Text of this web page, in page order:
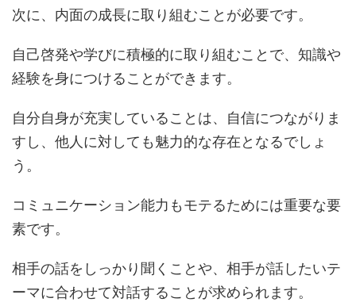
次に、内面の成長に取り組むことが必要です。
自己啓発や学びに積極的に取り組むことで、知識や
経験を身につけることができます。
自分自身が充実していることは、自信につながりま
すし、他人に対しても魅力的な存在となるでしょ
う。
コミュニケーション能力もモテるためには重要な要
素です。
相手の話をしっかり聞くことや、相手が話したいテ
ーマに合わせて対話することが求められます。